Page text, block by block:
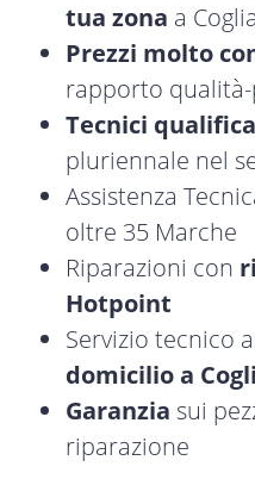
tua zona a
Prezzi molto
rapporto
Tecnici
pluriennale nel
Assistenza
oltre 35 Marche
Riparazioni con
Hotpoint
Servizio tecnico
domicilio a
Garanzia sui
riparazione